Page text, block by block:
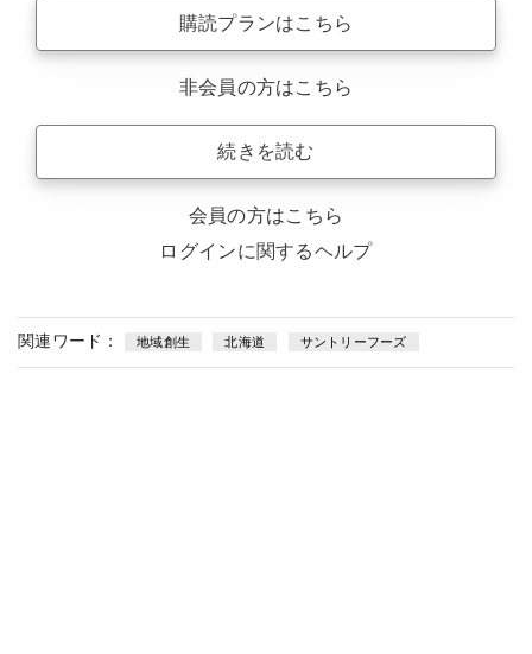
購読プランはこちら
非会員の方はこちら
続きを読む
会員の方はこちら
ログインに関するヘルプ
関連ワード： 地域創生 北海道 サントリーフーズ